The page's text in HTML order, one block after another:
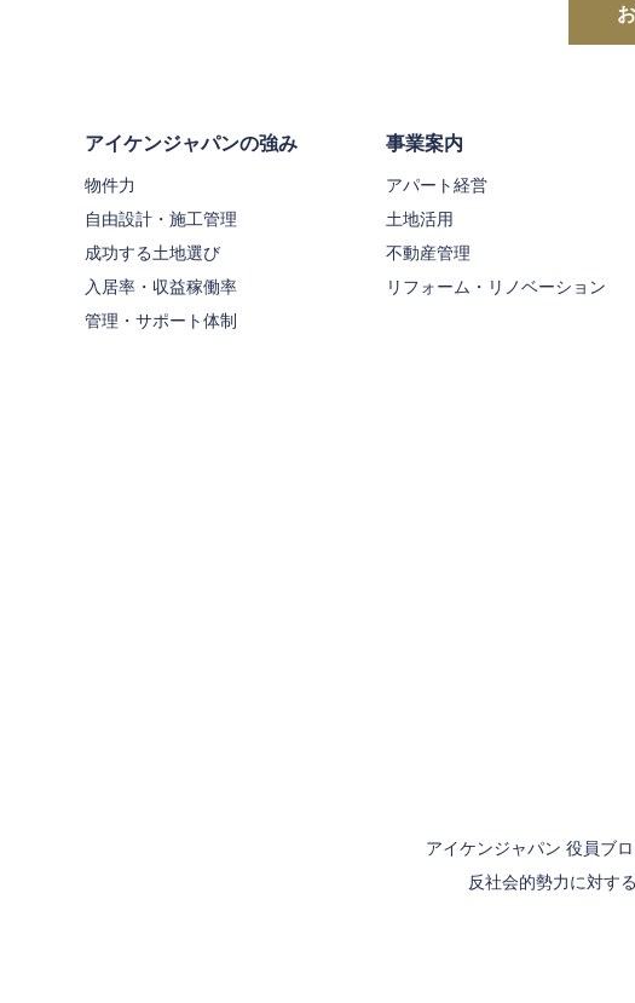
アイケンジャパンの強み
物件力
自由設計・施工管理
成功する土地選び
入居率・収益稼働率
管理・サポート体制
事業案内
アパート経営
土地活用
不動産管理
リフォーム・リノベーション
アイケンジャパン 役員ブ
反社会的勢力に対す